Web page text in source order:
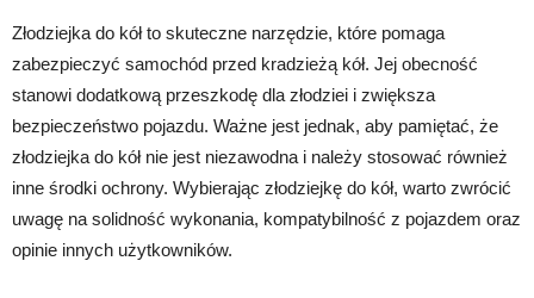
Złodziejka do kół to skuteczne narzędzie, które pomaga
zabezpieczyć samochód przed kradzieżą kół. Jej obecność
stanowi dodatkową przeszkodę dla złodziei i zwiększa
bezpieczeństwo pojazdu. Ważne jest jednak, aby pamiętać, że
złodziejka do kół nie jest niezawodna i należy stosować również
inne środki ochrony. Wybierając złodziejkę do kół, warto zwrócić
uwagę na solidność wykonania, kompatybilność z pojazdem oraz
opinie innych użytkowników.